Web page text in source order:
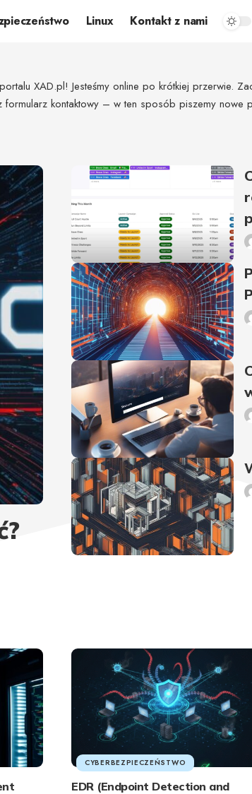
Linux Kontakt z nami
XAD.pl! Jesteśmy online po krótkiej przerwie.
formularz kontaktowy – w ten sposób piszemy nowe
CYBERBEZPIECZEŃSTWO
EDR (Endpoint Detection and